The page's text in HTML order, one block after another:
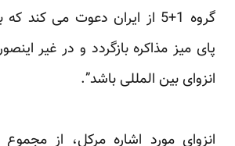
گروه 1+5 از ایران دعوت می
پای میز مذاکره بازگردد و در غیر
انزوای بین المللی باشد”.
انزوای مورد اشاره مرکل، از